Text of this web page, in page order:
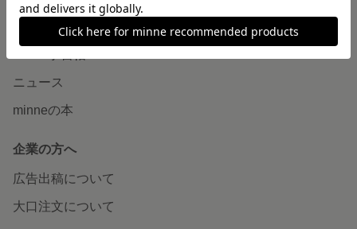
minneとものづくりと
ニュース
minneの本
企業の方へ
広告出稿について
大口注文について